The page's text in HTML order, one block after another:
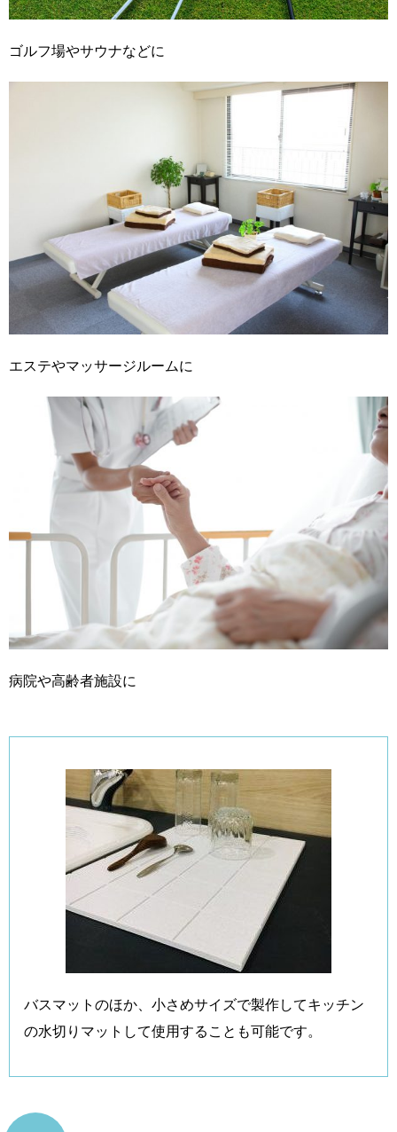
ゴルフ場やサウナなどに
エステやマッサージルームに
病院や高齢者施設に
バスマットのほか、小さめサイズで製作してキッチン
の水切りマットして使用することも可能です。